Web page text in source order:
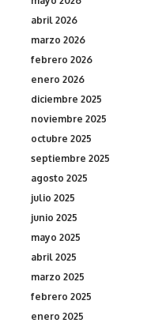
abril 2026
marzo 2026
febrero 2026
enero 2026
diciembre 2025
noviembre 2025
octubre 2025
septiembre 2025
agosto 2025
julio 2025
junio 2025
mayo 2025
abril 2025
marzo 2025
febrero 2025
enero 2025